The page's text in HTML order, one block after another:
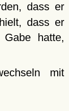
dass er
dass er
hatte,
mit